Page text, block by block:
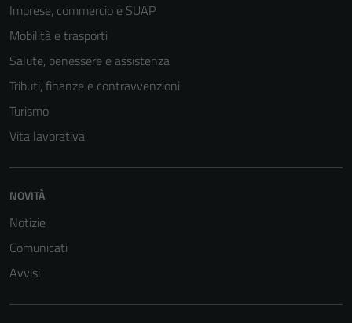
Imprese, commercio e SUAP
Mobilità e trasporti
Salute, benessere e assistenza
Tributi, finanze e contravvenzioni
Turismo
Vita lavorativa
NOVITÀ
Notizie
Comunicati
Avvisi